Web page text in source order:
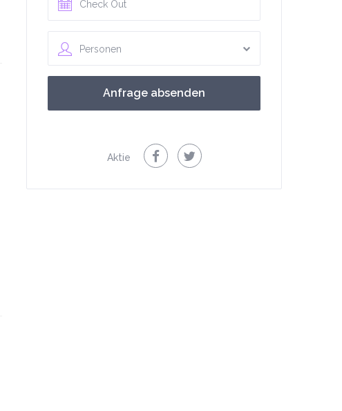
Personen
Aktie